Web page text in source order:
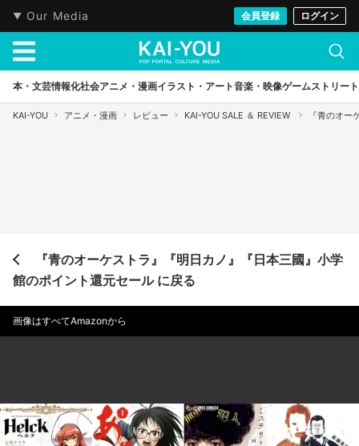
Our Media 会員登録 ログイン
本・文芸情報化社会アニメ・漫画イラスト・アート音楽・映像ゲームストリート
KAI-YOU アニメ・漫画 レビュー KAI-YOU SALE ＆ REVIEW 『青のオ
『青のオーケストラ』『明日カノ』『日本三國』小学
館のポイント還元セール に戻る
画像はすべてAmazonから